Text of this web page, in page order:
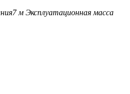
7 м Эксплуатационная масса